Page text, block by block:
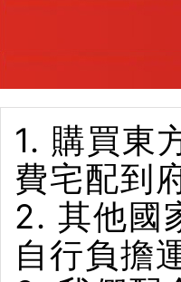
1. 購買東
費宅配到
2. 其他國
自行負擔